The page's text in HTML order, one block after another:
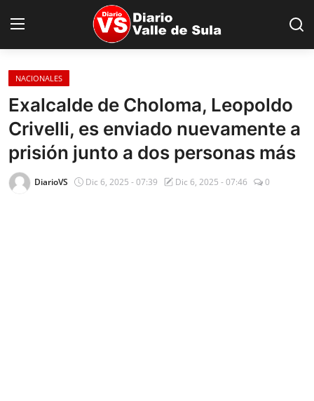
Inicio
Nacionales
Internacionales
Sucesos
NACIONALES
Exalcalde de Choloma, Leopoldo
Crivelli, es enviado nuevamente a
prisión junto a dos personas más
DiarioVS Dic 6, 2025 - 07:39 Dic 6, 2025 - 07:46 0